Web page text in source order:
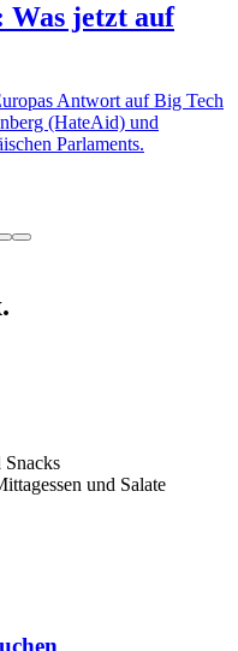
Was jetzt auf
Antwort auf Big Tech
(HateAid) und
Parlaments.
und Salate